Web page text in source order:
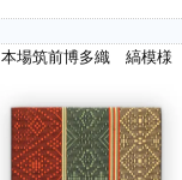
本場筑前博多織 縞模様